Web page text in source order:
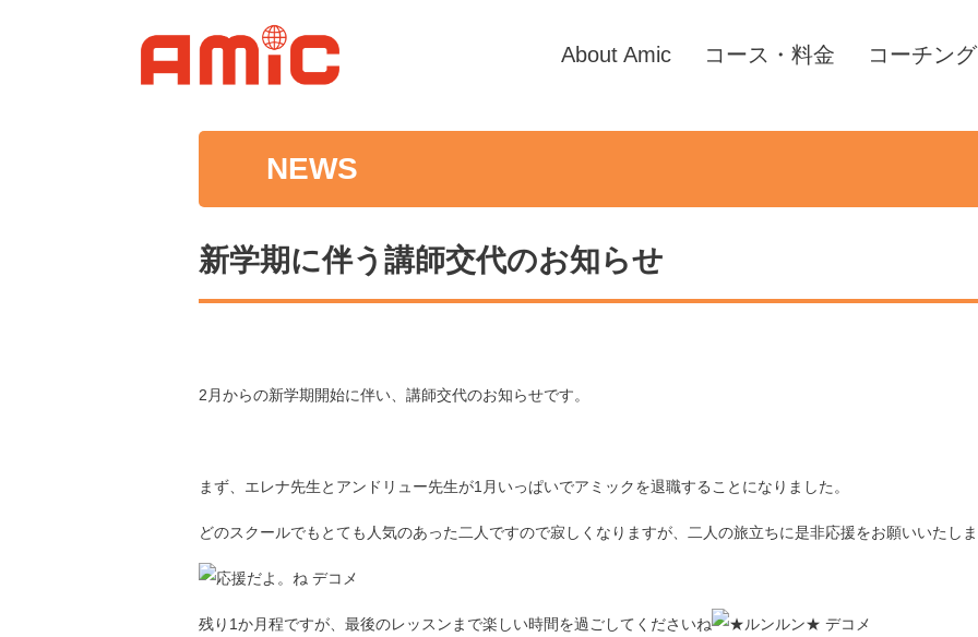
About Amic コース・料金 コーチング
NEWS
新学期に伴う講師交代のお知らせ
2月からの新学期開始に伴い、講師交代のお知らせです。
まず、エレナ先生とアンドリュー先生が1月いっぱいでアミックを退職することになりました。
どのスクールでもとても人気のあった二人ですので寂しくなりますが、二人の旅立ちに是非応援をお願いいたし
残り1か月程ですが、最後のレッスンまで楽しい時間を過ごしてくださいね